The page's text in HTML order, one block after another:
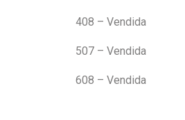
408 – Vendida
507 – Vendida
608 – Vendida